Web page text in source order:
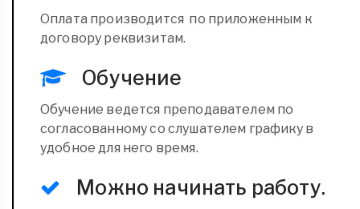
Оплата производится по приложенным к
договору реквизитам.
Обучение
Обучение ведется преподавателем по
согласованному со слушателем графику в
удобное для него время.
Можно начинать работу.